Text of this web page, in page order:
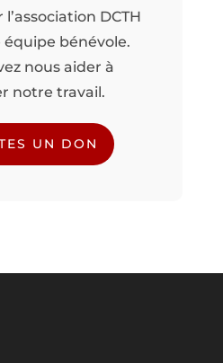
DCTH
équipe bénévole.
nous aider à
notre travail.
UN DON